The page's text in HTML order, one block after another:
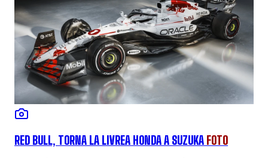
RED BULL, TORNA LA LIVREA HONDA A SUZUKA FOTO